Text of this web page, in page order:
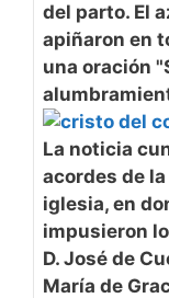
del parto. El
apiñaron en
una oración
La noticia
acordes de
iglesia, en
impusieron
D. José de
María de